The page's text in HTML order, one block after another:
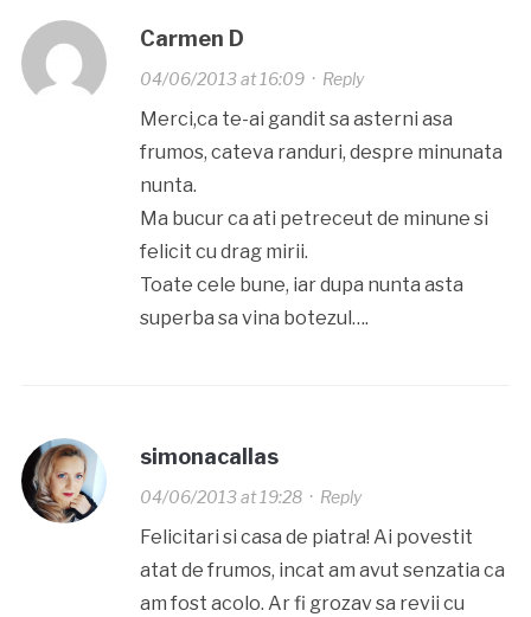
Carmen D
04/06/2013 at 16:09· Reply
Merci,ca te-ai gandit sa asterni asa
frumos, cateva randuri, despre minunata
nunta.
Ma bucur ca ati petreceut de minune si
felicit cu drag mirii.
Toate cele bune, iar dupa nunta asta
superba sa vina botezul….
simonacallas
04/06/2013 at 19:28· Reply
Felicitari si casa de piatra! Ai povestit
atat de frumos, incat am avut senzatia ca
am fost acolo. Ar fi grozav sa revii cu